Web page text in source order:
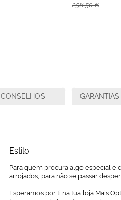
256,50 €
Estilo
Para quem procura algo especial e
arrojados, para não se passar
Esperamos por ti na tua loja Mais
CONSELHOS